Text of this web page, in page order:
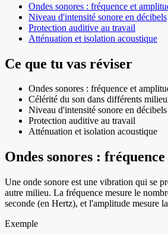
Ondes sonores : fréquence et
Niveau d'intensité sonore en décibels
Protection auditive au travail
Atténuation et isolation acoustique
Ce que tu vas réviser
Ondes sonores : fréquence et
Célérité du son dans différents
Niveau d'intensité sonore en décibels
Protection auditive au travail
Atténuation et isolation acoustique
Ondes sonores :
Une onde sonore est une vibration qui se
autre milieu. La fréquence mesure le
seconde (en Hertz), et l'amplitude mesure
Exemple